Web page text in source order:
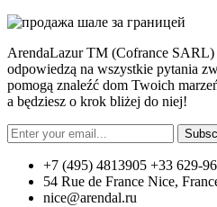
ArendaLazur TM (Cofrance SARL)
odpowiedzą na wszystkie pytania
pomogą znaleźć dom Twoich
a będziesz o krok bliżej do niej!
+7 (495) 4813905 +33 629-
54 Rue de France Nice,
nice@arendal.ru